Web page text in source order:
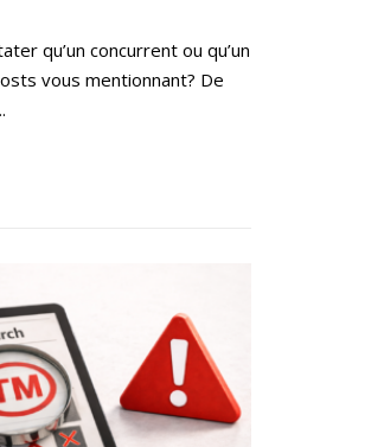
qu’un concurrent ou qu’un
vous mentionnant? De